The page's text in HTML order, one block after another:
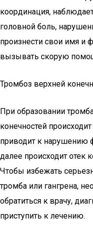
координация,
головной боль,
произнести свои имя
вызывать скорую
Тромбоз верхней
При образовании
конечностей
приводит к нарушению
далее происходит отек
Чтобы избежать
тромба или гангрена,
обратиться к врачу,
приступить к лечению.